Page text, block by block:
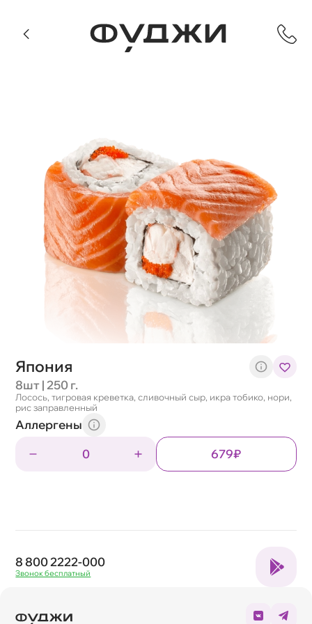
Япония
8шт | 250 г.
Лосось, тигровая креветка, сливочный сыр, икра тобико, нори,
рис заправленный
Аллергены
0
679₽
8 800 2222-000
Звонок бесплатный